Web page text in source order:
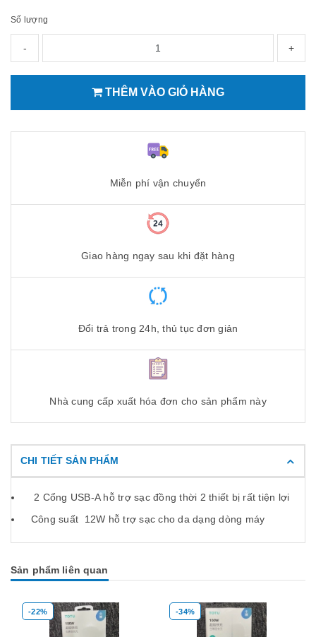
Số lượng
- +
THÊM VÀO GIỎ HÀNG
Miễn phí vận chuyển
Giao hàng ngay sau khi đặt hàng
Đổi trả trong 24h, thủ tục đơn giản
Nhà cung cấp xuất hóa đơn cho sản phẩm này
CHI TIẾT SẢN PHẨM
2 Cổng USB-A hỗ trợ sạc đồng thời 2 thiết bị rất tiện lợi
Công suất 12W hỗ trợ sạc cho da dạng dòng máy
Sản phẩm liên quan
-22% -34%